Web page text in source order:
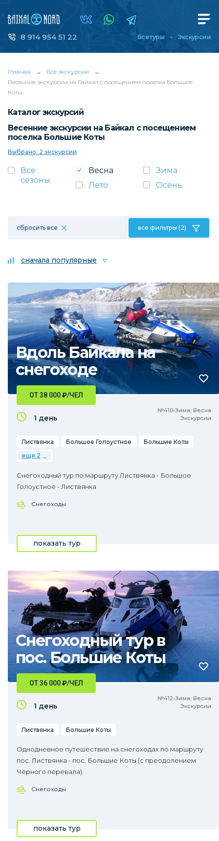
8 914 954 51 22 Все туры Экскурсии
Главная → Все экскурсии
→
Весенние экскурсии на Байкал с посещением поселка Большие
Коты
Каталог экскурсий
Весенние экскурсии на Байкал с посещением
поселка Большие Коты
Выбрано: 2 экскурсии
Все
сезоны
Весна
Зима
Лето
Осень
сбросить все все фильтры (2)
сначала популярные
Вдоль Байкала на
снегоходе
№410•Зима, Весна
Экскурсии
ОТ 38 000₽/ЧЕЛ
1 день
Листвянка Большое Голоустное
Большие Коты
еще 2
Снегоходный тур по маршруту Листвянка - Большое
Голоустное - Листвянка
Снегоходы
показать тур
Снегоходный тур в
пос. Большие Коты
№412•Зима, Весна
Экскурсии
ОТ 36 000₽/ЧЕЛ
1 день
Листвянка Большие Коты
Однодневное путешествие на снегоходах по маршруту
пос. Листвянка - пос. Большие Коты (с преодолением
Чёрного перевала).
Снегоходы
показать тур